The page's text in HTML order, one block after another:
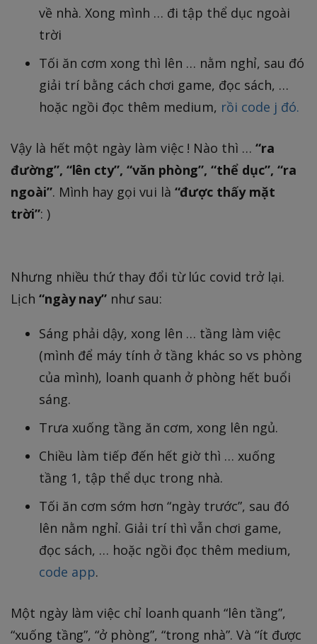
về nhà. Xong mình … đi tập thể dục ngoài
trời
Tối ăn cơm xong thì lên … nằm nghỉ, sau đó
giải trí bằng cách chơi game, đọc sách, …
hoặc ngồi đọc thêm medium, rồi code j đó.
Vậy là hết một ngày làm việc ! Nào thì … “ra
đường”, “lên cty”, “văn phòng”, “thể dục”, “ra
ngoài”. Mình hay gọi vui là “được thấy mặt
trời”: )
Nhưng nhiều thứ thay đổi từ lúc covid trở lại.
Lịch “ngày nay” như sau:
Sáng phải dậy, xong lên … tầng làm việc
(mình để máy tính ở tầng khác so vs phòng
của mình), loanh quanh ở phòng hết buổi
sáng.
Trưa xuống tầng ăn cơm, xong lên ngủ.
Chiều làm tiếp đến hết giờ thì … xuống
tầng 1, tập thể dục trong nhà.
Tối ăn cơm sớm hơn “ngày trước”, sau đó
lên nằm nghỉ. Giải trí thì vẫn chơi game,
đọc sách, … hoặc ngồi đọc thêm medium,
code app.
Một ngày làm việc chỉ loanh quanh “lên tầng”,
“xuống tầng”, “ở phòng”, “trong nhà”. Và “ít được